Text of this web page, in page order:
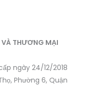
VÀ THƯƠNG MẠI
ngày 24/12/2018
Phường 6, Quận